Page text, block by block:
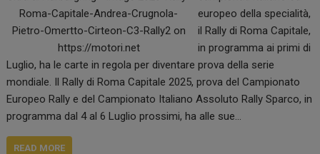
europeo della specialità,
il Rally di Roma Capitale,
in programma ai primi di
Luglio, ha le carte in regola per diventare prova della serie
mondiale. Il Rally di Roma Capitale 2025, prova del Campionato
Europeo Rally e del Campionato Italiano Assoluto Rally Sparco, in
programma dal 4 al 6 Luglio prossimi, ha alle sue…
READ MORE